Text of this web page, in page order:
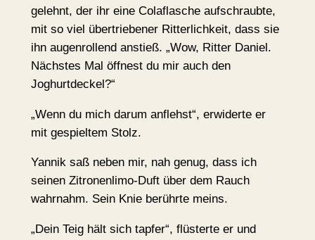
gelehnt, der ihr eine Colaflasche aufschraubte,
mit so viel übertriebener Ritterlichkeit, dass sie
ihn augenrollend anstieß. „Wow, Ritter Daniel.
Nächstes Mal öffnest du mir auch den
Joghurtdeckel?“
„Wenn du mich darum anflehst“, erwiderte er
mit gespieltem Stolz.
Yannik saß neben mir, nah genug, dass ich
seinen Zitronenlimo-Duft über dem Rauch
wahrnahm. Sein Knie berührte meins.
„Dein Teig hält sich tapfer“, flüsterte er und